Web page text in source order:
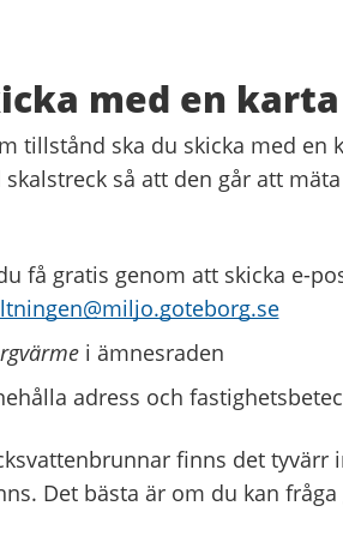
med en karta
tillstånd ska du skicka med en
så att den går att
få gratis genom att skicka e-
i ämnesraden
adress och
finns det tyvärr
Det bästa är om du kan